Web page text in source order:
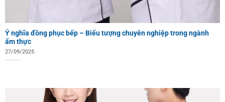
Ý nghĩa đồng phục bếp – Biểu tượng chuyên nghiệp trong ngành
ẩm thực
27/09/2025